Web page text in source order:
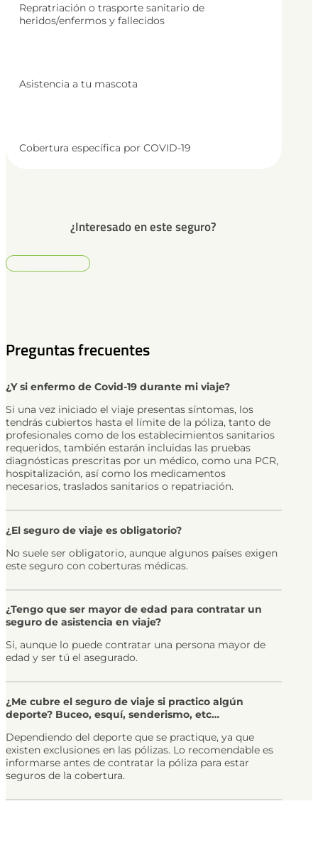
Repratriación o trasporte sanitario de
heridos/enfermos y fallecidos
Asistencia a tu mascota
Cobertura específica por COVID-19
¿Interesado en este seguro?
Preguntas frecuentes
¿Y si enfermo de Covid-19 durante mi viaje?
Si una vez iniciado el viaje presentas síntomas, los
tendrás cubiertos hasta el límite de la póliza, tanto de
profesionales como de los establecimientos sanitarios
requeridos, también estarán incluidas las pruebas
diagnósticas prescritas por un médico, como una PCR,
hospitalización, así como los medicamentos
necesarios, traslados sanitarios o repatriación.
¿El seguro de viaje es obligatorio?
No suele ser obligatorio, aunque algunos países exigen
este seguro con coberturas médicas.
¿Tengo que ser mayor de edad para contratar un
seguro de asistencia en viaje?
Si, aunque lo puede contratar una persona mayor de
edad y ser tú el asegurado.
¿Me cubre el seguro de viaje si practico algún
deporte? Buceo, esquí, senderismo, etc…
Dependiendo del deporte que se practique, ya que
existen exclusiones en las pólizas. Lo recomendable es
informarse antes de contratar la póliza para estar
seguros de la cobertura.